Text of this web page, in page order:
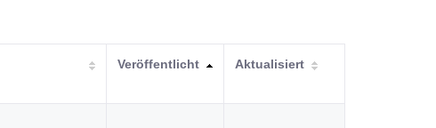
Veröffentlicht Aktualisiert